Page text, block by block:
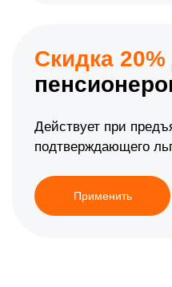
Скидка 20%
Действует при
подтверждающего
Применить